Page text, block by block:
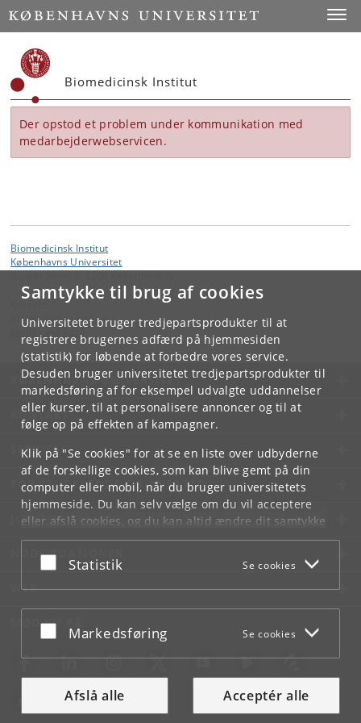
Samtykke til brug af cookies
Universitetet bruger tredjepartsprodukter til at
registrere brugernes adfærd på hjemmesiden
(statistik) for løbende at forbedre vores service.
Desuden bruger universitetet tredjepartsprodukter til
markedsføring af for eksempel udvalgte uddannelser
eller kurser, til at personalisere annoncer og til at
følge op på effekten af kampagner.
Klik på "Se cookies" for at se en liste over udbyderne
af de forskellige cookies, som kan blive gemt på din
computer eller mobil, når du bruger universitetets
hjemmeside. Du kan selv vælge om du vil acceptere
eller afslå cookies, og du kan altid ændre dit samtykke
underCookie- og privatlivspolitiksom du finder i
bunden af hver side.
Acceptér eller afslå
Statistik Se cookies
Acceptér eller afslå
Markedsføring Se cookies
Afslå alle Acceptér alle
Start
Biomedicinsk Institut
Der opstod et problem under kommunikation med
medarbejderwebservicen.
Biomedicinsk Institut
Københavns Universitet
Biomedicinsk Institut
KØBENHAVNS UNIVERSITET
KONTAKT
SERVICES
FOR STUDERENDE OG ANSATTE
JOB OG KARRIERE
NØDSITUATIONER
WEB
MØD KU PÅ